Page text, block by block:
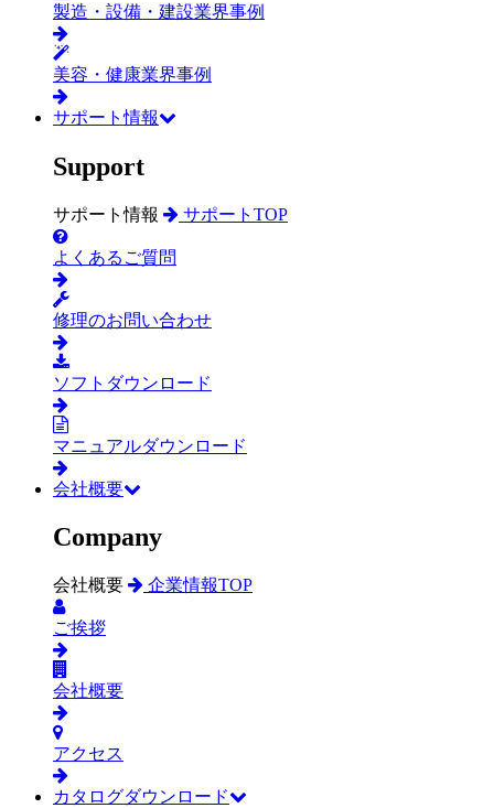
製造・設備・建設業界事例
美容・健康業界事例
サポート情報
Support
サポート情報 サポートTOP
よくあるご質問
修理のお問い合わせ
ソフトダウンロード
マニュアルダウンロード
会社概要
Company
会社概要 企業情報TOP
ご挨拶
会社概要
アクセス
カタログダウンロード